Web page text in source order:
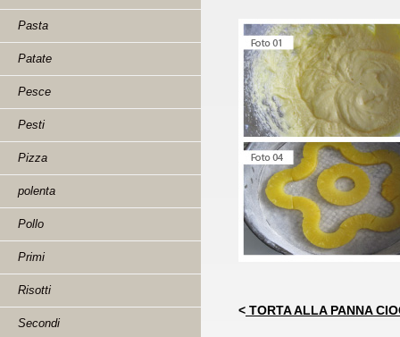
Pasta
Patate
Pesce
Pesti
Pizza
polenta
Pollo
Primi
Risotti
Secondi
< TORTA ALLA PANNA